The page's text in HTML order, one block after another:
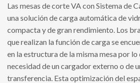
Las mesas de corte VA con Sistema de
una solución de carga automática de
compacta y de gran rendimiento. Los
que realizan la función de carga se
en la estructura de la misma mesa por lo
necesidad de un cargador externo o de
transferencia. Esta optimización del